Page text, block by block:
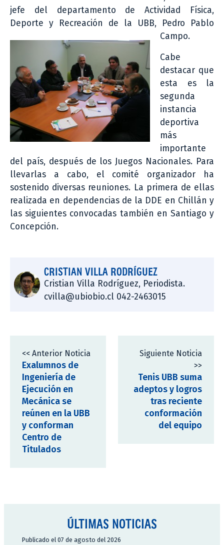
jefe del departamento de Actividad Física,
Deporte y Recreación de la UBB, Pedro Pablo
Campo.
Cabe
destacar que
esta es la
segunda
instancia
deportiva
más
importante
del país, después de los Juegos Nacionales. Para
llevarlas a cabo, el comité organizador ha
sostenido diversas reuniones. La primera de ellas
realizada en dependencias de la DDE en Chillán y
las siguientes convocadas también en Santiago y
Concepción.
CRISTIAN VILLA RODRÍGUEZ
Cristian Villa Rodríguez, Periodista.
cvilla@ubiobio.cl 042-2463015
<< Anterior Noticia
Exalumnos de
Ingeniería de
Ejecución en
Mecánica se
reúnen en la UBB
y conforman
Centro de
Titulados
Siguiente Noticia
>>
Tenis UBB suma
adeptos y logros
tras reciente
conformación
del equipo
ÚLTIMAS NOTICIAS
Publicado el 07 de agosto del 2026